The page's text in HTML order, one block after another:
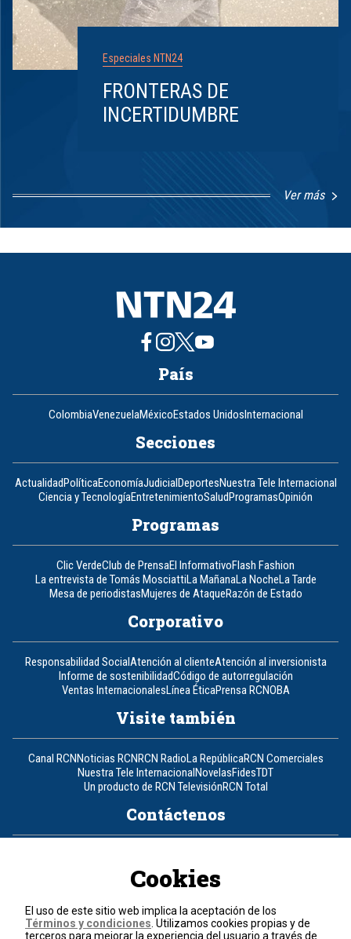
Especiales NTN24
FRONTERAS DE
INCERTIDUMBRE
Ver más
1
8
País
ColombiaVenezuelaMéxicoEstados UnidosInternacional
Secciones
ActualidadPolíticaEconomíaJudicialDeportesNuestra Tele Internacional
Ciencia y TecnologíaEntretenimientoSaludProgramasOpinión
Programas
Clic VerdeClub de PrensaEl InformativoFlash Fashion
La entrevista de Tomás MosciattiLa MañanaLa NocheLa Tarde
Mesa de periodistasMujeres de AtaqueRazón de Estado
Corporativo
Responsabilidad SocialAtención al clienteAtención al inversionista
Informe de sostenibilidadCódigo de autorregulación
Ventas InternacionalesLínea ÉticaPrensa RCNOBA
Visite también
Canal RCNNoticias RCNRCN RadioLa RepúblicaRCN Comerciales
Nuestra Tele InternacionalNovelasFidesTDT
Un producto de RCN TelevisiónRCN Total
Contáctenos
Política de cookies
Términos y condiciones
Cookies
El uso de este sitio web implica la aceptación de los
Términos y condiciones . Utilizamos cookies propias y de
terceros para mejorar la experiencia del usuario a través de